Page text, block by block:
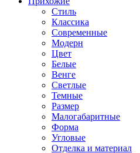
Стиль
Классика
Современные
Модерн
Цвет
Белые
Венге
Светлые
Темные
Размер
Малогабаритные
Форма
Угловые
Отделка и материал